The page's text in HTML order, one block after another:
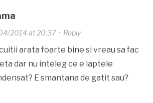
2014 at 20:37· Reply
arata foarte bine si vreau sa fac
dar nu inteleg ce e laptele
E smantana de gatit sau?